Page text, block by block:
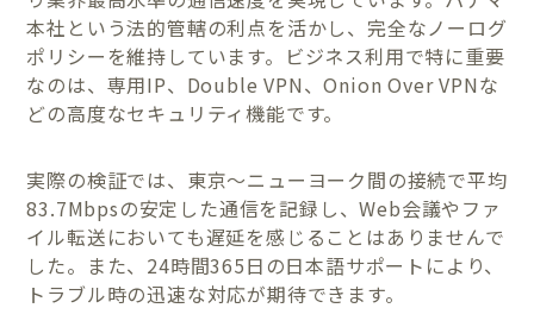
本社という法的管轄の利点を活かし、完全なノーログ
ポリシーを維持しています。ビジネス利用で特に重要
なのは、専用IP、Double VPN、Onion Over VPNな
どの高度なセキュリティ機能です。
実際の検証では、東京〜ニューヨーク間の接続で平均
83.7Mbpsの安定した通信を記録し、Web会議やファ
イル転送においても遅延を感じることはありませんで
した。また、24時間365日の日本語サポートにより、
トラブル時の迅速な対応が期待できます。